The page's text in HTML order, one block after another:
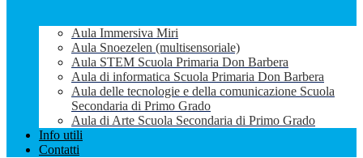
Aula Immersiva Miri
Aula Snoezelen (multisensoriale)
Aula STEM Scuola Primaria Don Barbera
Aula di informatica Scuola Primaria Don Barbera
Aula delle tecnologie e della comunicazione Scuola
Secondaria di Primo Grado
Aula di Arte Scuola Secondaria di Primo Grado
Info utili
Contatti